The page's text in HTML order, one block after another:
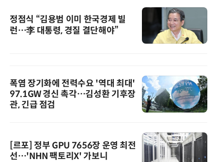
정점식 “김용범 이미 한국경제 빌
런…李 대통령, 경질 결단해야”
폭염 장기화에 전력수요 '역대 최대'
97.1GW 경신 촉각…김성환 기후장
관, 긴급 점검
[르포] 정부 GPU 7656장 운영 최전
선…'NHN 팩토리X' 가보니